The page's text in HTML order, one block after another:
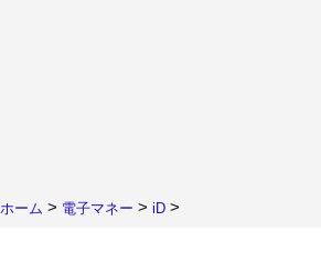
ホーム > 電子マネー > iD >